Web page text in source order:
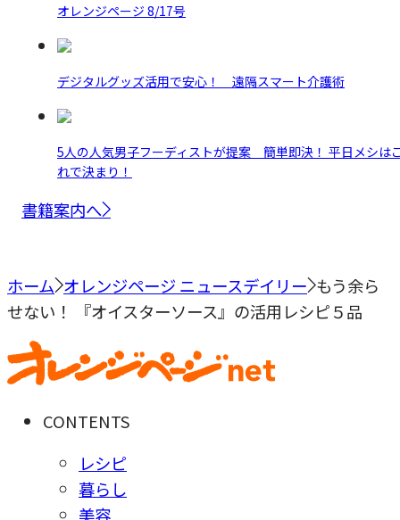
オレンジページ 8/17号
デジタルグッズ活用で安心！ 遠隔スマート介護術
5人の人気男子フーディストが提案 簡単即決！ 平日メシは
れで決まり！
書籍案内へ
ホーム オレンジページ ニュースデイリー もう余ら
せない！ 『オイスターソース』の活用レシピ５品
CONTENTS
レシピ
暮らし
美容